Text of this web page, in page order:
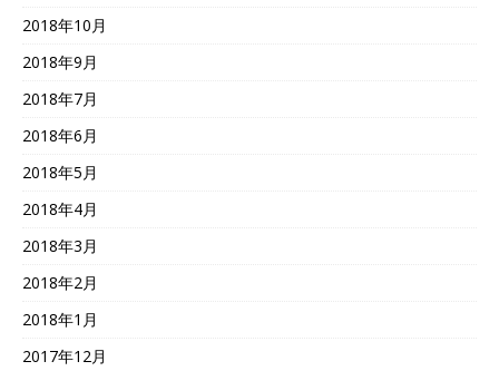
2018年10月
2018年9月
2018年7月
2018年6月
2018年5月
2018年4月
2018年3月
2018年2月
2018年1月
2017年12月